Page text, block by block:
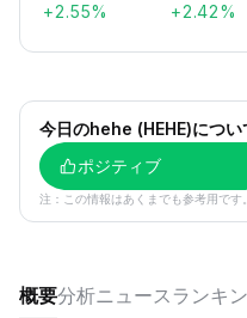
+2.55% +2.42%
今日のhehe (HEHE)につい
ポジティブ
注：この情報はあくまでも参考用です。
概要分析ニュース ランキ